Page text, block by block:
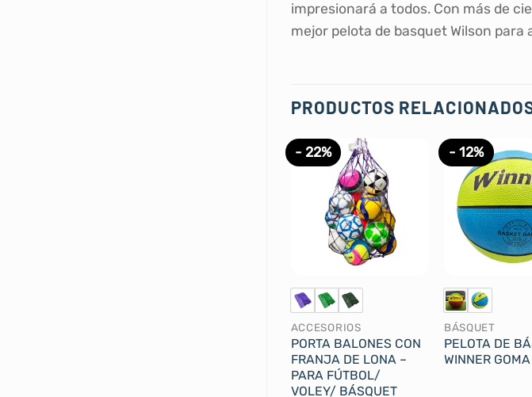
impresionará a todos. Con más de
mejor pelota de basquet Wilson
PRODUCTOS
- 22%
ACCESORIOS
PORTA BALONES CON
FRANJA DE LONA –
PARA FÚTBOL/
VOLEY/ BÁSQUET
- 12%
BÁSQUET
PELOTA DE
WINNER